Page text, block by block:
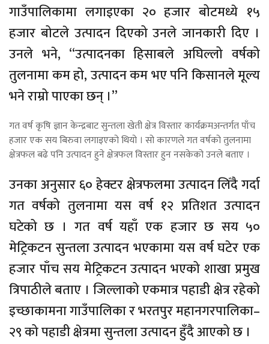
गाउँपालिकामा लगाइएका २० हजार बोटमध्ये १५
हजार बोटले उत्पादन दिएको उनले जानकारी दिए ।
उनले भने, “उत्पादनका हिसाबले अघिल्लो वर्षको
तुलनामा कम हो, उत्पादन कम भए पनि किसानले मूल्य
भने राम्रो पाएका छन् ।”
गत वर्ष कृषि ज्ञान केन्द्रबाट सुन्तला खेती क्षेत्र विस्तार कार्यक्रमअन्तर्गत पाँच
हजार एक सय बिरुवा लगाइएको थियो । सो कारणले गत वर्षको तुलनामा
क्षेत्रफल बढे पनि उत्पादन हुने क्षेत्रफल विस्तार हुन नसकेको उनले बताए ।
उनका अनुसार ६० हेक्टर क्षेत्रफलमा उत्पादन लिँदै गर्दा
गत वर्षको तुलनामा यस वर्ष १२ प्रतिशत उत्पादन
घटेको छ । गत वर्ष यहाँ एक हजार छ सय ५०
मेट्रिकटन सुन्तला उत्पादन भएकामा यस वर्ष घटेर एक
हजार पाँच सय मेट्रिकटन उत्पादन भएको शाखा प्रमुख
त्रिपाठीले बताए । जिल्लाको एकमात्र पहाडी क्षेत्र रहेको
इच्छाकामना गाउँपालिका र भरतपुर महानगरपालिका–
२९ को पहाडी क्षेत्रमा सुन्तला उत्पादन हुँदै आएको छ ।